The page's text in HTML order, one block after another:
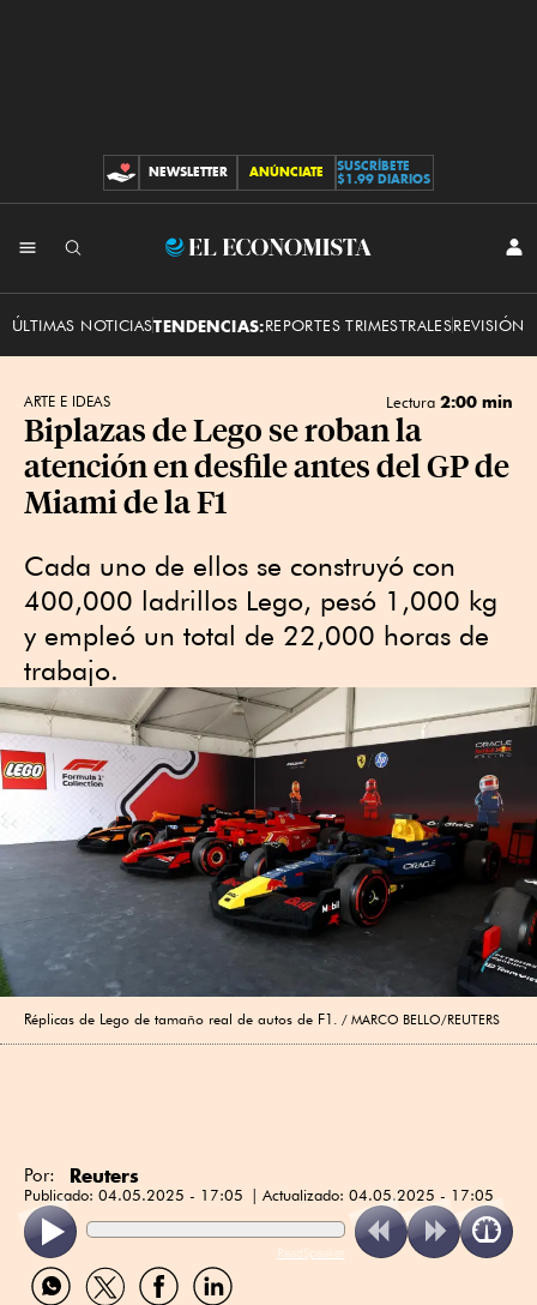
CONTRIBUCIONES
NEWSLETTER ANÚNCIATE
SUSCRÍBETE
$1.99 DIARIOS
El
ÚLTIMAS NOTICIASTENDENCIAS:REPORTES TRIMESTRALESREVISIÓN
ARTE E IDEAS Lectura 2:00 min
Biplazas de Lego se roban la
atención en desfile antes del GP de
Miami de la F1
Cada uno de ellos se construyó con
400,000 ladrillos Lego, pesó 1,000 kg
y empleó un total de 22,000 horas de
trabajo.
Réplicas de Lego de tamaño real de autos de F1. MARCO BELLO/REUTERS
Por: Reuters
Publicado: 04.05.2025 - 17:05 Actualizado: 04.05.2025 - 17:05
ReadSpeaker
Compartir
por
Compartir
por
Compartir
por
Compartir
por